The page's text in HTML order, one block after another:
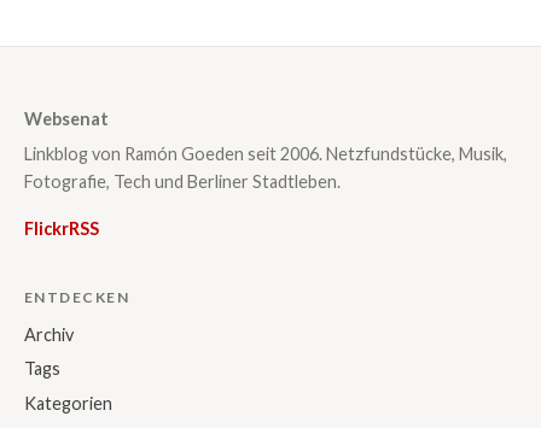
Websenat
Linkblog von Ramón Goeden seit 2006. Netzfundstücke, Musik,
Fotografie, Tech und Berliner Stadtleben.
FlickrRSS
ENTDECKEN
Archiv
Tags
Kategorien